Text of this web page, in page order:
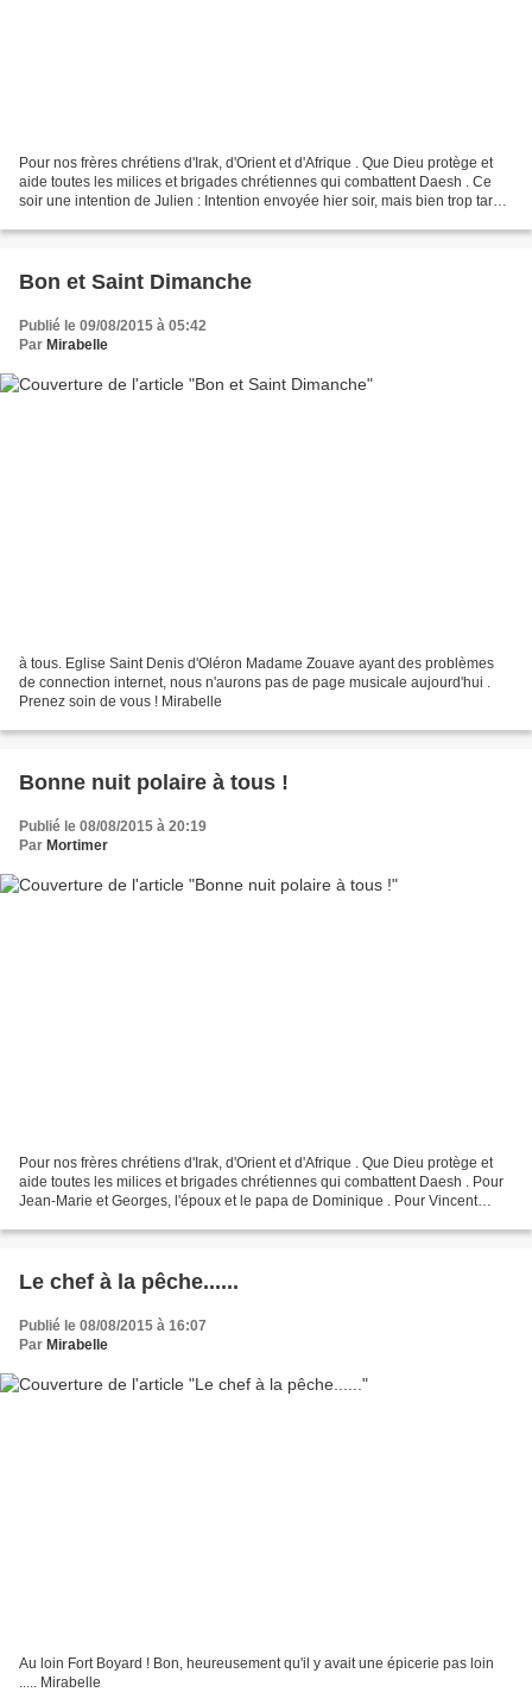
Pour nos frères chrétiens d'Irak, d'Orient et d'Afrique . Que Dieu protège et
aide toutes les milices et brigades chrétiennes qui combattent Daesh . Ce
soir une intention de Julien : Intention envoyée hier soir, mais bien trop tard
Bon et Saint Dimanche
Publié le 09/08/2015 à 05:42
Par Mirabelle
à tous. Eglise Saint Denis d'Oléron Madame Zouave ayant des problèmes
de connection internet, nous n'aurons pas de page musicale aujourd'hui .
Prenez soin de vous ! Mirabelle
Bonne nuit polaire à tous !
Publié le 08/08/2015 à 20:19
Par Mortimer
Pour nos frères chrétiens d'Irak, d'Orient et d'Afrique . Que Dieu protège et
aide toutes les milices et brigades chrétiennes qui combattent Daesh . Pour
Jean-Marie et Georges, l'époux et le papa de Dominique . Pour Vincent
Le chef à la pêche......
Publié le 08/08/2015 à 16:07
Par Mirabelle
Au loin Fort Boyard ! Bon, heureusement qu'il y avait une épicerie pas loin
..... Mirabelle